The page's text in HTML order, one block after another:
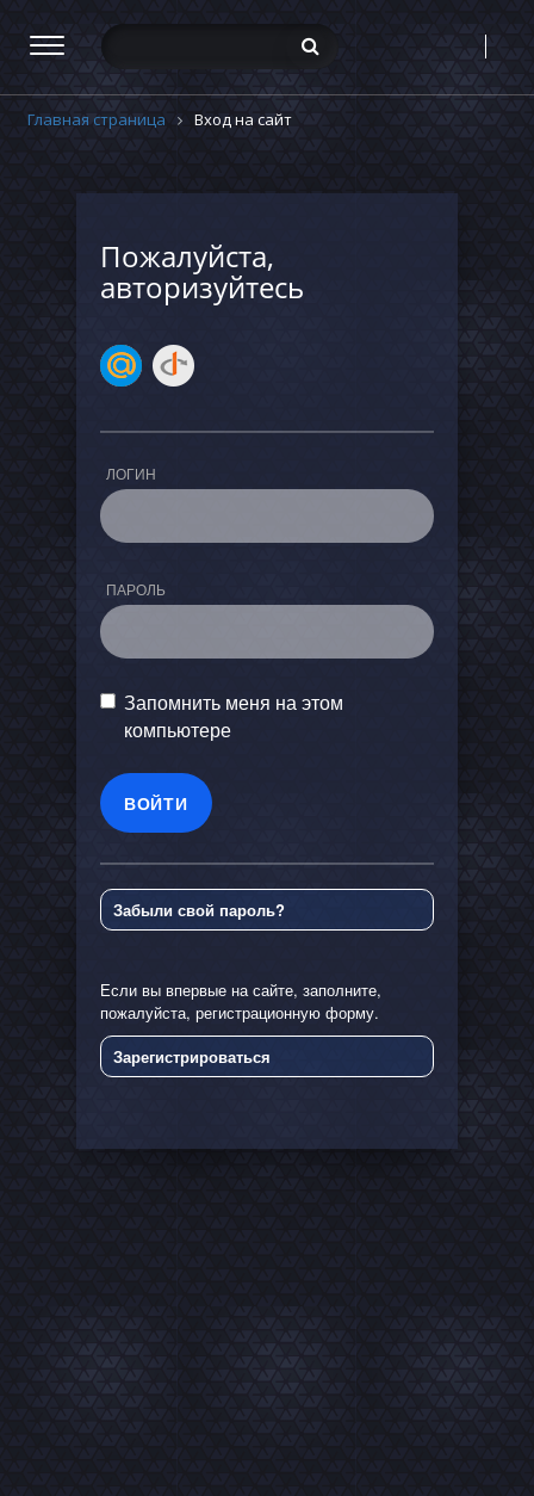
Главная страница Вход на сайт
Пожалуйста,
авторизуйтесь
ЛОГИН
ПАРОЛЬ
Запомнить меня на этом
компьютере
Забыли свой пароль?
Если вы впервые на сайте, заполните,
пожалуйста, регистрационную форму.
Зарегистрироваться